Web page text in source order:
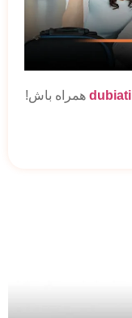
dubiati همراه باش!